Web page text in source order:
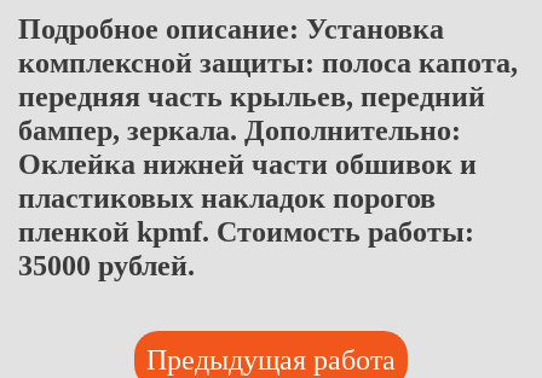
Подробное описание: Установка
комплексной защиты: полоса капота,
передняя часть крыльев, передний
бампер, зеркала. Дополнительно:
Оклейка нижней части обшивок и
пластиковых накладок порогов
пленкой kpmf. Стоимость работы:
35000 рублей.
Предыдущая работа